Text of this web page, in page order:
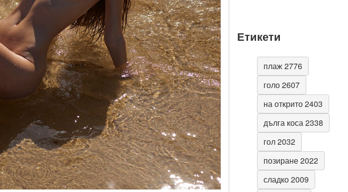
Етикети
плаж 2776
голо 2607
на открито 2403
дълга коса 2338
гол 2032
позиране 2022
сладко 2009